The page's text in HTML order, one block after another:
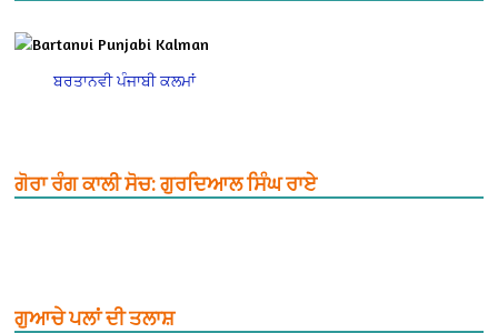
ਬਰਤਾਨਵੀ ਪੰਜਾਬੀ ਕਲਮਾਂ
ਗੋਰਾ ਰੰਗ ਕਾਲੀ ਸੋਚ: ਗੁਰਦਿਆਲ ਸਿੰਘ ਰਾਏ
ਗੁਆਚੇ ਪਲਾਂ ਦੀ ਤਲਾਸ਼